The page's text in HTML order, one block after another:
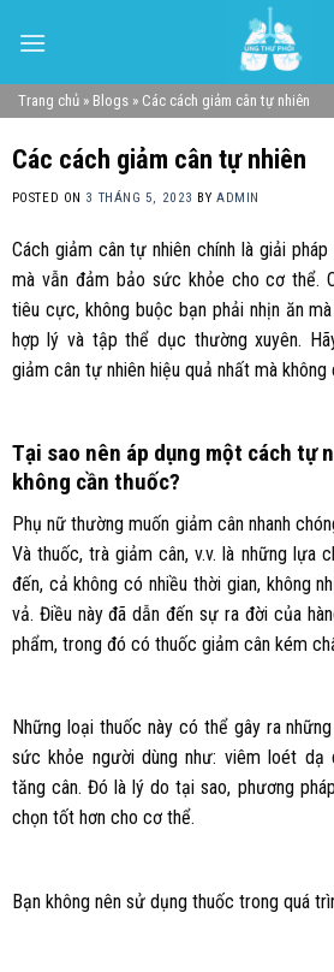
Trang chủ » Blogs » Các cách giảm cân tự nhiên
Các cách giảm cân tự nhiên
POSTED ON 3 THÁNG 5, 2023 BYADMIN
Cách giảm cân tự nhiên chính là giải
mà vẫn đảm bảo sức khỏe cho cơ thể.
tiêu cực, không buộc bạn phải nhịn ăn
hợp lý và tập thể dục thường xuyên.
giảm cân tự nhiên hiệu quả nhất mà không
Tại sao nên áp dụng một cách tự
không cần thuốc?
Phụ nữ thường muốn giảm cân nhanh
Và thuốc, trà giảm cân, v.v. là những lựa
đến, cả không có nhiều thời gian, không
vả. Điều này đã dẫn đến sự ra đời của
phẩm, trong đó có thuốc giảm cân kém
Những loại thuốc này có thể gây ra
sức khỏe người dùng như: viêm loét dạ
tăng cân. Đó là lý do tại sao, phương
chọn tốt hơn cho cơ thể.
Bạn không nên sử dụng thuốc trong quá